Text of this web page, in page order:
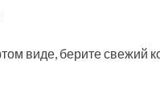
виде, берите свежий